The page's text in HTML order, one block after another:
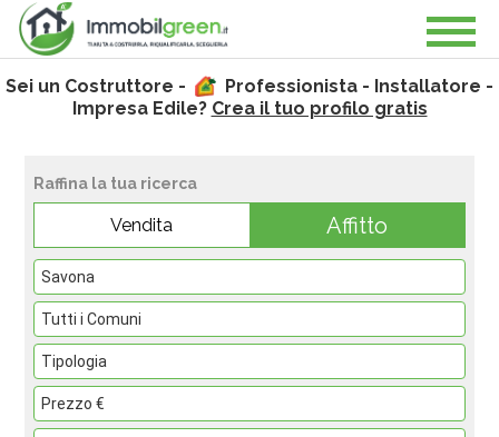
Sei un Costruttore -
Professionista - Installatore -
Impresa Edile? Crea il tuo profilo gratis
Raffina la tua ricerca
Vendita Affitto